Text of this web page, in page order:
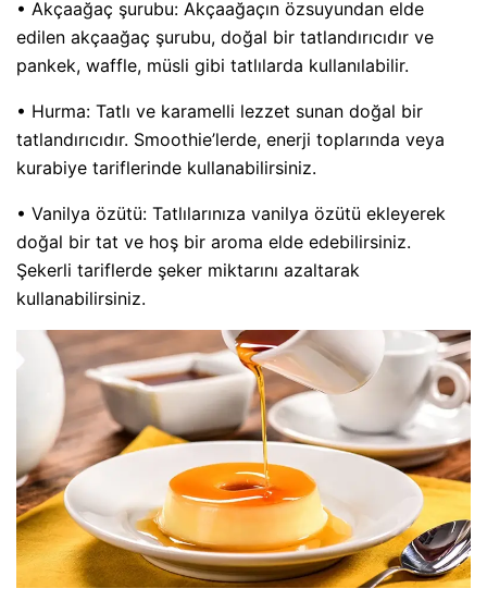
• Akçaağaç şurubu: Akçaağaçın özsuyundan elde
edilen akçaağaç şurubu, doğal bir tatlandırıcıdır ve
pankek, waffle, müsli gibi tatlılarda kullanılabilir.
• Hurma: Tatlı ve karamelli lezzet sunan doğal bir
tatlandırıcıdır. Smoothie’lerde, enerji toplarında veya
kurabiye tariflerinde kullanabilirsiniz.
• Vanilya özütü: Tatlılarınıza vanilya özütü ekleyerek
doğal bir tat ve hoş bir aroma elde edebilirsiniz.
Şekerli tariflerde şeker miktarını azaltarak
kullanabilirsiniz.